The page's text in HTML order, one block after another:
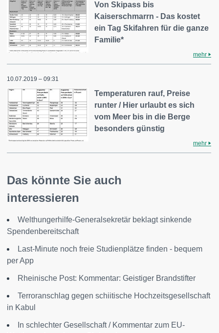
Von Skipass bis
Kaiserschmarrn - Das kostet
ein Tag Skifahren für die ganze
Familie*
mehr
10.07.2019 – 09:31
Temperaturen rauf, Preise
runter / Hier urlaubt es sich
vom Meer bis in die Berge
besonders günstig
mehr
Das könnte Sie auch
interessieren
Welthungerhilfe-Generalsekretär beklagt sinkende
Spendenbereitschaft
Last-Minute noch freie Studienplätze finden - bequem
per App
Rheinische Post: Kommentar: Geistiger Brandstifter
Terroranschlag gegen schiitische Hochzeitsgesellschaft
in Kabul
In schlechter Gesellschaft / Kommentar zum EU-